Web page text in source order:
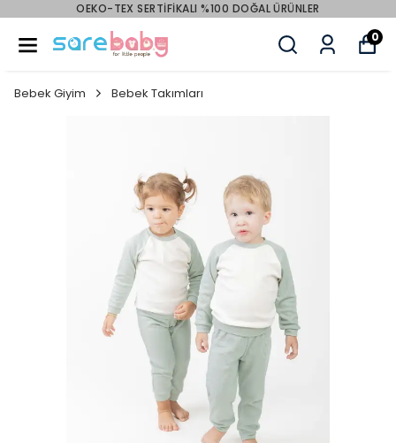
OEKO-TEX SERTİFİKALI %100 DOĞAL ÜRÜNLER
0
Bebek Giyim Bebek Takımları